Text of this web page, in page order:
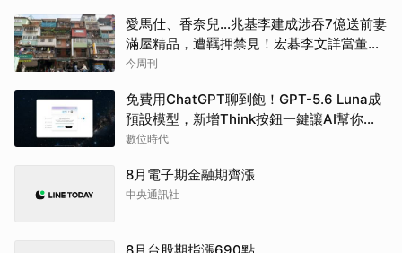
愛馬仕、香奈兒...兆基李建成涉吞7億送前妻
滿屋精品，遭羈押禁見！宏碁李文詳當董座
才2天閃辭：發現內部缺失
今周刊
免費用ChatGPT聊到飽！GPT-5.6 Luna成
預設模型，新增Think按鈕一鍵讓AI幫你
「深思熟慮」
數位時代
8月電子期金融期齊漲
中央通訊社